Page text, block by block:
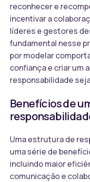
reconhecer e
incentivar a
líderes e gestores
fundamental nesse
por modelar
confiança e criar um
responsabilidade
Benefícios de
Uma estrutura de
uma série de
incluindo maior
comunicação e